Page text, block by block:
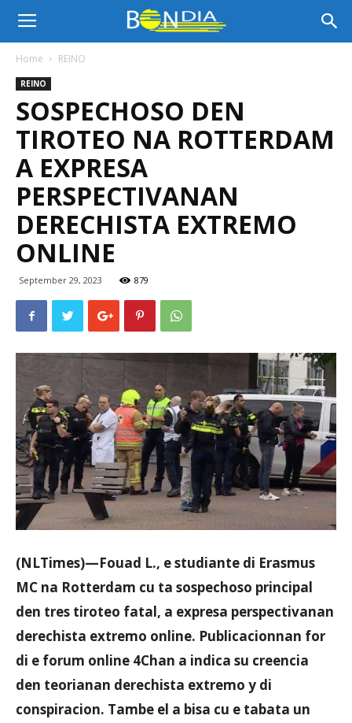
Bon
Dia
Aruba
Noticia
Aruba
Home REINO
REINO
SOSPECHOSO DEN
TIROTEO NA ROTTERDAM
A EXPRESA
PERSPECTIVANAN
DERECHISTA EXTREMO
ONLINE
September 29, 2023 879
(NLTimes)—Fouad L., e studiante di Erasmus
MC na Rotterdam cu ta sospechoso principal
den tres tiroteo fatal, a expresa perspectivanan
derechista extremo online. Publicacionnan for
di e forum online 4Chan a indica su creencia
den teorianan derechista extremo y di
conspiracion. Tambe el a bisa cu e tabata un